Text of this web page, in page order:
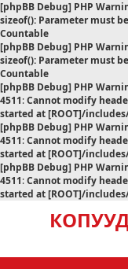
[phpBB Debug] PHP
sizeof(): Parameter must
Countable
[phpBB Debug] PHP
sizeof(): Parameter must
Countable
[phpBB Debug] PHP
4511:Cannot modify
started at [ROOT]/
[phpBB Debug] PHP
4511:Cannot modify
started at [ROOT]/
[phpBB Debug] PHP
4511:Cannot modify
started at [ROOT]/